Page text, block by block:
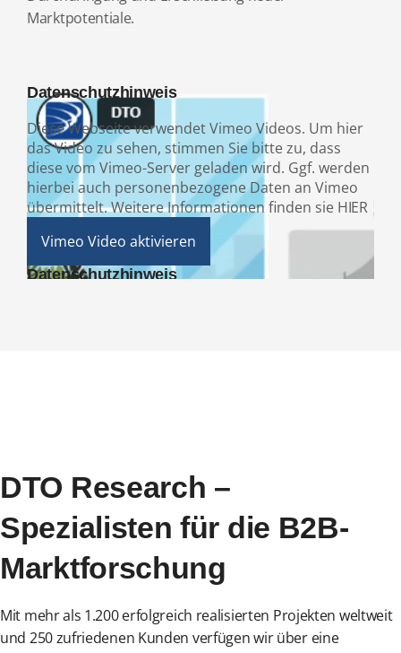
Marktpotentiale.
Datenschutzhinweis
Diese Webseite verwendet Vimeo Videos. Um hier
das Video zu sehen, stimmen Sie bitte zu, dass
diese vom Vimeo-Server geladen wird. Ggf. werden
hierbei auch personenbezogene Daten an Vimeo
übermittelt. Weitere Informationen finden sie HIER
Datenschutzhinweis
DTO Research –
Spezialisten für die B2B-
Marktforschung
Mit mehr als 1.200 erfolgreich realisierten Projekten weltweit
und 250 zufriedenen Kunden verfügen wir über eine